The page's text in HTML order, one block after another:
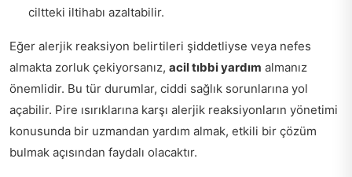
ciltteki iltihabı azaltabilir.
Eğer alerjik reaksiyon belirtileri şiddetliyse veya nefes
almakta zorluk çekiyorsanız, acil tıbbi yardım almanız
önemlidir. Bu tür durumlar, ciddi sağlık sorunlarına yol
açabilir. Pire ısırıklarına karşı alerjik reaksiyonların yönetimi
konusunda bir uzmandan yardım almak, etkili bir çözüm
bulmak açısından faydalı olacaktır.